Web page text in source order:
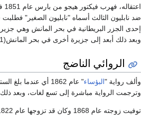
ضد نابليون الثالث أسماه "نابليون الصغير"
إحدى الجزر البريطانية في بحر المانش وهي
وبعد ذلك أبعد إلى جزيرة أخرى في بحر المانش(1).‏
الروائي الناضج
وألف رواية "البؤساء
" عام 1862 أي
وترجمت الرواية مباشرة إلى تسع لغات، وبعد ذلك